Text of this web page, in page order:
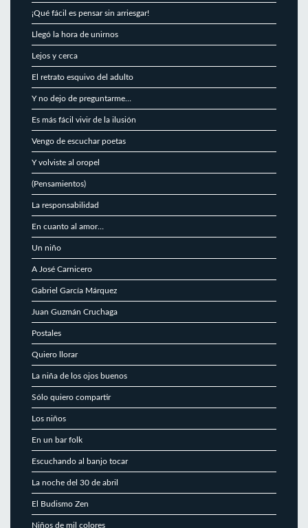
¡Qué fácil es pensar sin arriesgar!
Llegó la hora de unirnos
Lejos y cerca
El retrato esquivo del adulto
Y no dejo de preguntarme…
Es más fácil vivir de la ilusión
Vengo de escuchar poetas
Y volviste al oropel
(Pensamientos)
La responsabilidad
En cuanto al amor…
Un niño
A José Carnicero
Gabriel García Márquez
Juan Guzmán Cruchaga
Postales
Quiero llorar
La niña de los ojos buenos
Sólo quiero compartir
Los niños
En un bar folk
Escuchando al banjo tocar
La noche del 30 de abril
El Budismo Zen
Niños de mil colores